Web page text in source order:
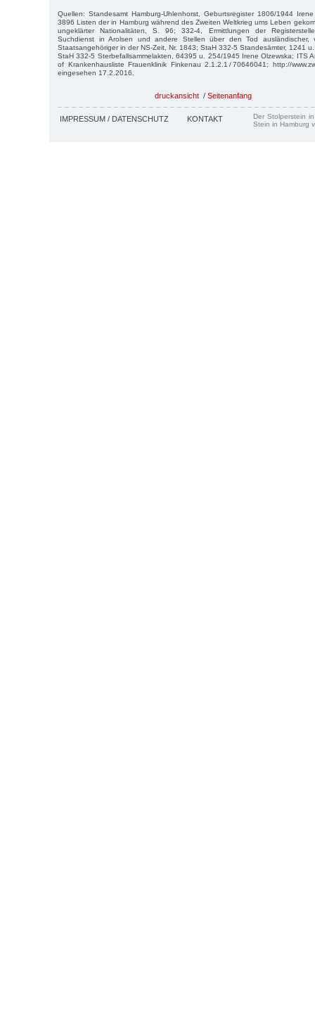
Quellen: Standesamt Hamburg-Uhlenhorst, Geburtsregister 1806/1944
3896 Listen der in Hamburg während des Zweiten Weltkrieg ums Leben
ungeklärter Nationalitäten, S. 96; 332-4, Ermittlungen der
Suchdienst in Arolsen und andere Stellen über den Tod ausländischer,
Staatsangehöriger in der NS-Zeit, Nr. 1843; StaH 332-5 Standesämter, 1241
StaH 332-5 Sterbefallsammelakten, 64395 u. 254/1945 Irene Olzewska; ITS
of Krankenhausliste Frauenklinik Finkenau 2.1.2.1 / 70646041; http://
eingesehen 17.2.2016.
druckansicht / Seitenanfang
IMPRESSUM / DATENSCHUTZ KONTAKT
Der Stolperstein
Stein in Hamburg